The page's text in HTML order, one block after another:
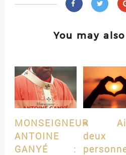
You may
MONSEIGNEUR
ANTOINE
GANYÉ :
«
deux